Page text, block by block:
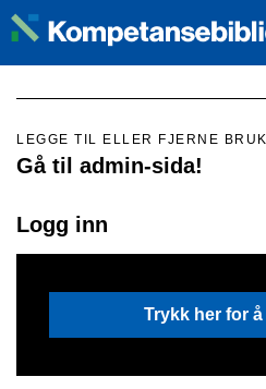
Logg inn
Trykk her for
LEGGE TIL ELLER FJERNE
Gå til admin-sida!